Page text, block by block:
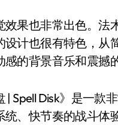
效果也非常出色。法
设计也很有特色，从
感的背景音乐和震撼
| Spell Disk》是一
统、快节奏的战斗体